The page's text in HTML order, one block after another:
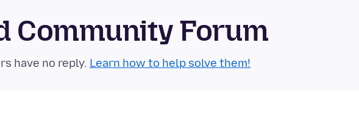
Community Forum
have no reply. Learn how to help solve them!